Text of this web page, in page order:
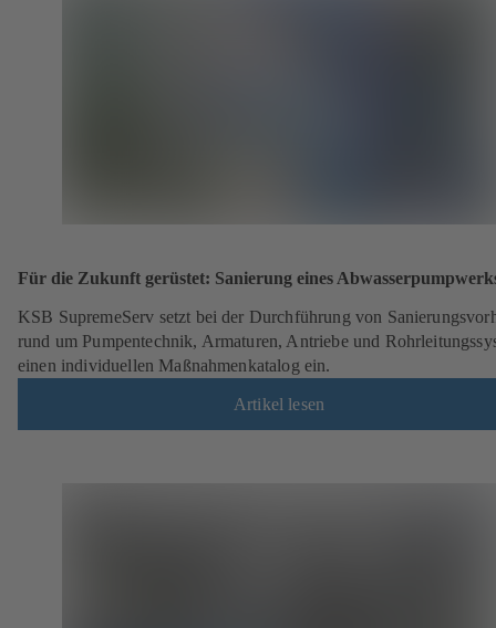
Für die Zukunft gerüstet: Sanierung eines
KSB SupremeServ setzt bei der Durchführung von
rund um Pumpentechnik, Armaturen, Antriebe und
einen individuellen Maßnahmenkatalog ein.
Artikel lesen